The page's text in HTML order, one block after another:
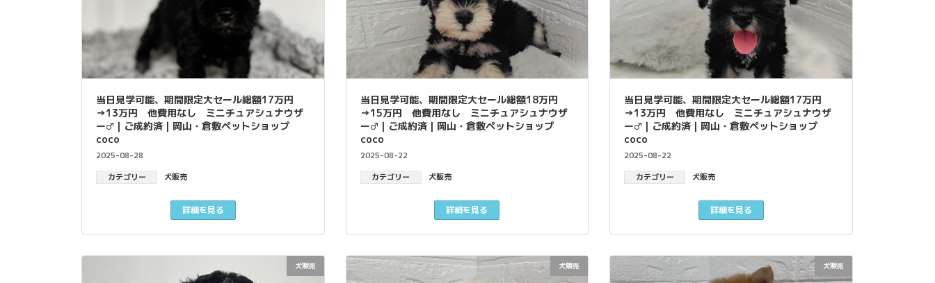
当日見学可能、期間限定大セール総額17万円
→13万円 他費用なし ミニチュアシュナウザ
ー♂｜ご成約済｜岡山・倉敷ペットショップ
coco
2025-08-28
カテゴリー
犬販売
詳細を見る
当日見学可能、期間限定大セール総額18万円
→15万円 他費用なし ミニチュアシュナウザ
ー♂｜ご成約済｜岡山・倉敷ペットショップ
coco
2025-08-22
カテゴリー
犬販売
詳細を見る
当日見学可能、期間限定大セール総額17万円
→13万円 他費用なし ミニチュアシュナウザ
ー♂｜ご成約済｜岡山・倉敷ペットショップ
coco
2025-08-22
カテゴリー
犬販売
詳細を見る
犬販売 犬販売 犬販売